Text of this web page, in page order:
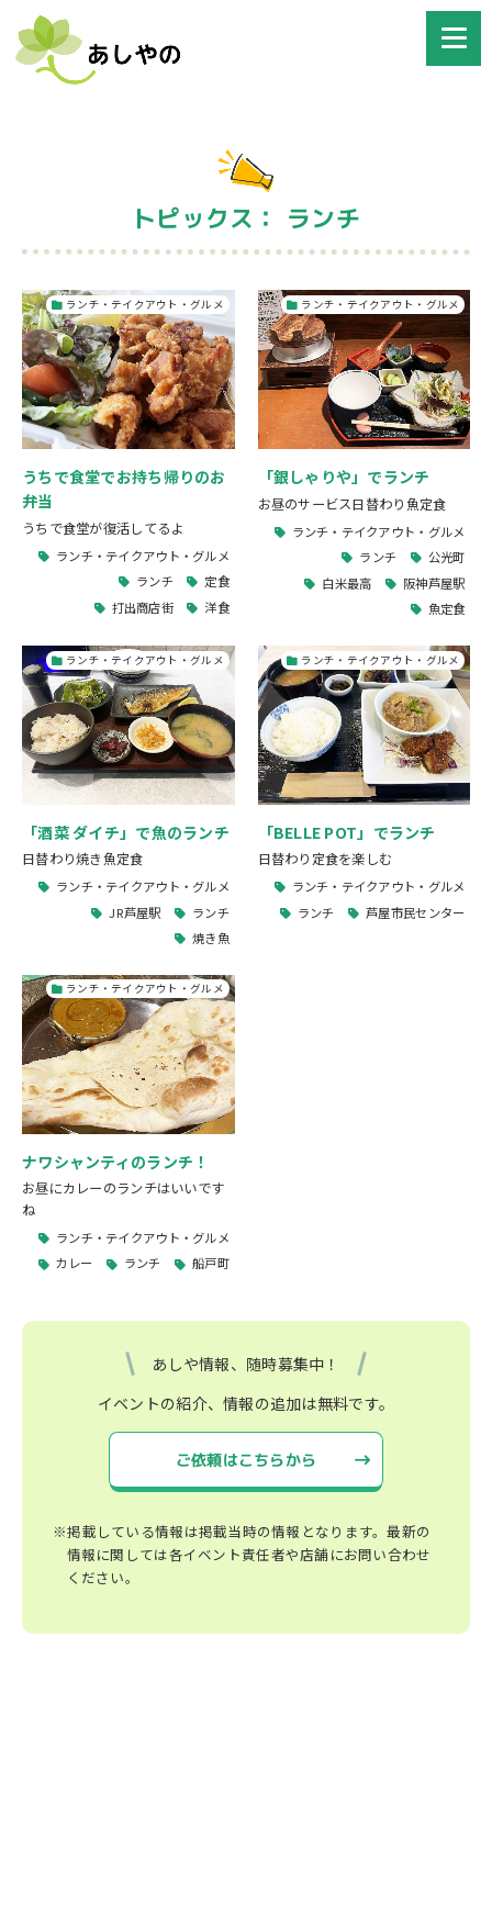
トピックス： ランチ
ランチ・テイクアウト・グルメ
うちで食堂でお持ち帰りのお
弁当
うちで食堂が復活してるよ
ランチ・テイクアウト・グルメ
ランチ
定食
打出商店街
洋食
ランチ・テイクアウト・グルメ
「銀しゃりや」でランチ
お昼のサービス日替わり魚定食
ランチ・テイクアウト・グルメ
ランチ
公光町
白米最高
阪神芦屋駅
魚定食
ランチ・テイクアウト・グルメ
「酒菜 ダイチ」で魚のランチ
日替わり焼き魚定食
ランチ・テイクアウト・グルメ
JR芦屋駅
ランチ
焼き魚
ランチ・テイクアウト・グルメ
「BELLE POT」でランチ
日替わり定食を楽しむ
ランチ・テイクアウト・グルメ
ランチ
芦屋市民センター
ランチ・テイクアウト・グルメ
ナワシャンティのランチ！
お昼にカレーのランチはいいです
ね
ランチ・テイクアウト・グルメ
カレー
ランチ 船戸町
あしや情報、随時募集中！
イベントの紹介、情報の追加は無料です。
ご依頼はこちらから
※掲載している情報は掲載当時の情報となります。最新の
情報に関しては各イベント責任者や店舗にお問い合わせ
ください。